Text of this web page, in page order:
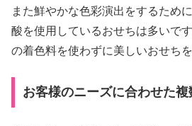
また鮮やかな色彩演出をするため
酸を使用しているおせちは多いで
の着色料を使わずに美しいおせち
お客様のニーズに合わせた